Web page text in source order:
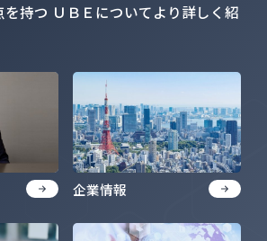
持つ ＵＢＥについてより詳しく紹
企業情報